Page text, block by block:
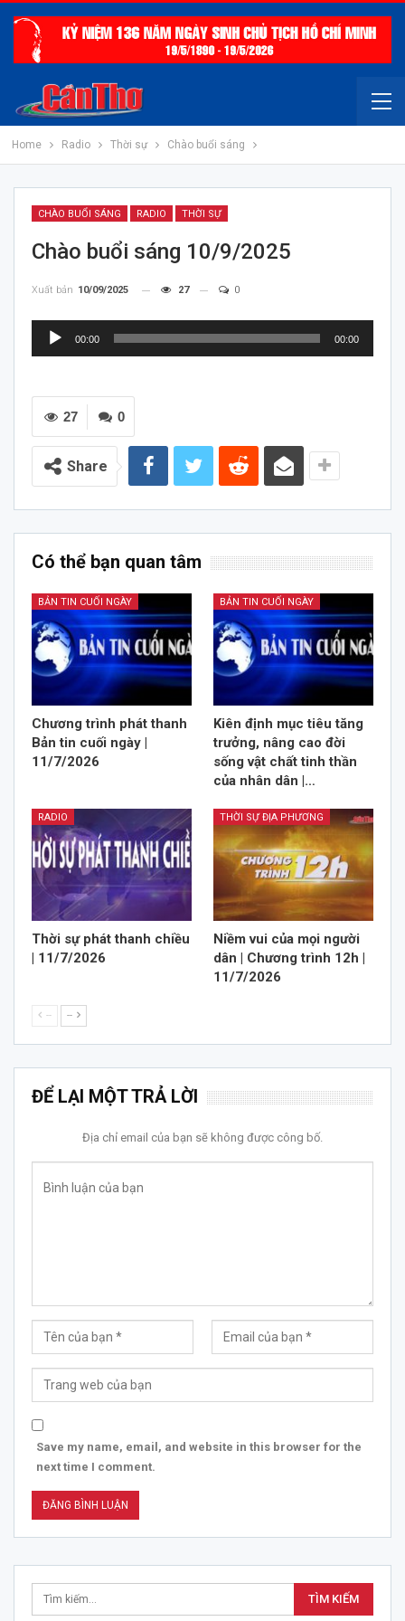
Home Radio Thời sự Chào buổi sáng
CHÀO BUỔI SÁNG RADIO THỜI SỰ
Chào buổi sáng 10/9/2025
Xuất bản 10/09/2025 27 0
Trình
00:00 00:00
0
27
Share
Có thể bạn quan tâm
BẢN TIN CUỐI NGÀY
Chương trình phát thanh
Bản tin cuối ngày |
11/7/2026
BẢN TIN CUỐI NGÀY
Kiên định mục tiêu tăng
trưởng, nâng cao đời
sống vật chất tinh thần
của nhân dân |…
RADIO
Thời sự phát thanh chiều
| 11/7/2026
THỜI SỰ ĐỊA PHƯƠNG
Niềm vui của mọi người
dân | Chương trình 12h |
11/7/2026
-- --
ĐỂ LẠI MỘT TRẢ LỜI
Địa chỉ email của bạn sẽ không được công bố.
Save my name, email, and website in this browser for the
next time I comment.